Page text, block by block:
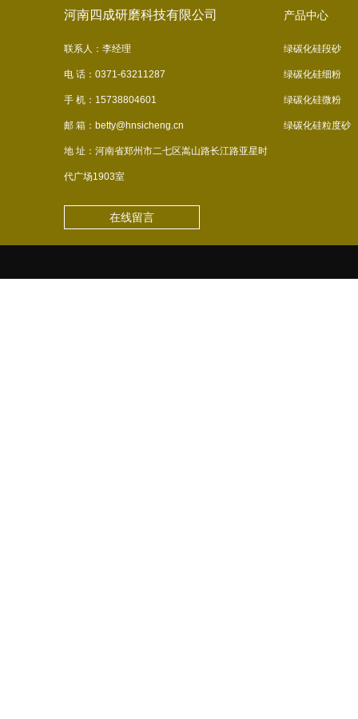
河南四成研磨科技有限公司
联系人：李经理
电 话：0371-63211287
手 机：15738804601
邮 箱：betty@hnsicheng.cn
地 址：河南省郑州市二七区嵩山路长江路亚星时
代广场1903室
在线留言
产品中心
绿碳化硅段砂
绿碳化硅细粉
绿碳化硅微粉
绿碳化硅粒度砂